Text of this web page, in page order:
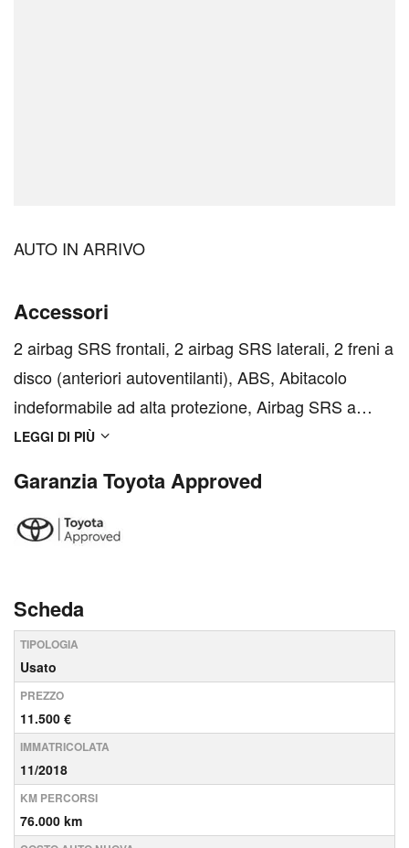
AUTO IN ARRIVO
Accessori
2 airbag SRS frontali, 2 airbag SRS laterali, 2 freni a
disco (anteriori autoventilanti), ABS, Abitacolo
indeformabile ad alta protezione, Airbag SRS a
tendina anteriore, Airbag SRS a tendina posteriore,
anteriori, Apertura sportello carburant...
LEGGI DI PIÙ
Garanzia Toyota Approved
Scheda
TIPOLOGIA
Usato
PREZZO
11.500 €
IMMATRICOLATA
11/2018
KM PERCORSI
76.000 km